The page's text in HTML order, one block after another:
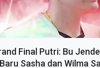
Final Putri: Bu
Sasha dan Wilma